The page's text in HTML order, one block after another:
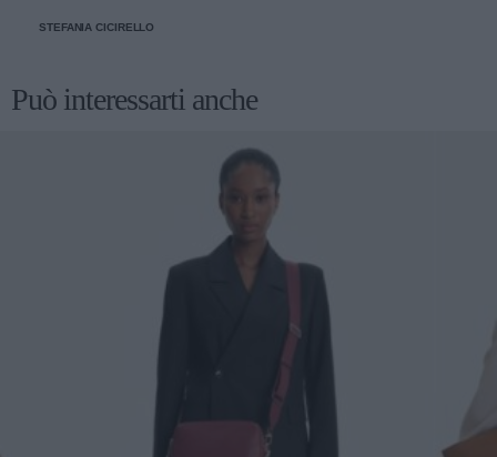
STEFANIA CICIRELLO
Può interessarti anche